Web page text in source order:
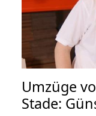
Umzüge
Stade: